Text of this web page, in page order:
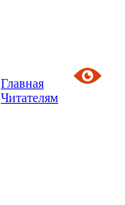
Главная
Читателям